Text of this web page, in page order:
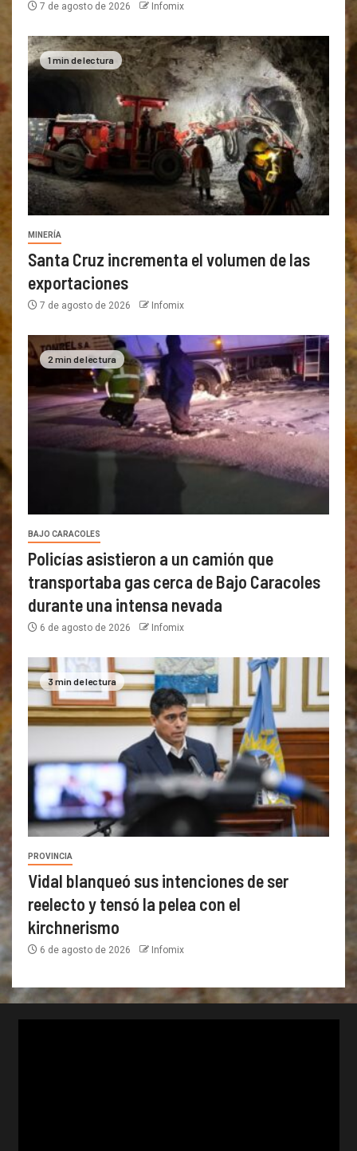
7 de agosto de 2026 Infomix
1 min de lectura
MINERÍA
Santa Cruz incrementa el volumen de las
exportaciones
7 de agosto de 2026 Infomix
2 min de lectura
BAJO CARACOLES
Policías asistieron a un camión que
transportaba gas cerca de Bajo Caracoles
durante una intensa nevada
6 de agosto de 2026 Infomix
3 min de lectura
PROVINCIA
Vidal blanqueó sus intenciones de ser
reelecto y tensó la pelea con el
kirchnerismo
6 de agosto de 2026 Infomix